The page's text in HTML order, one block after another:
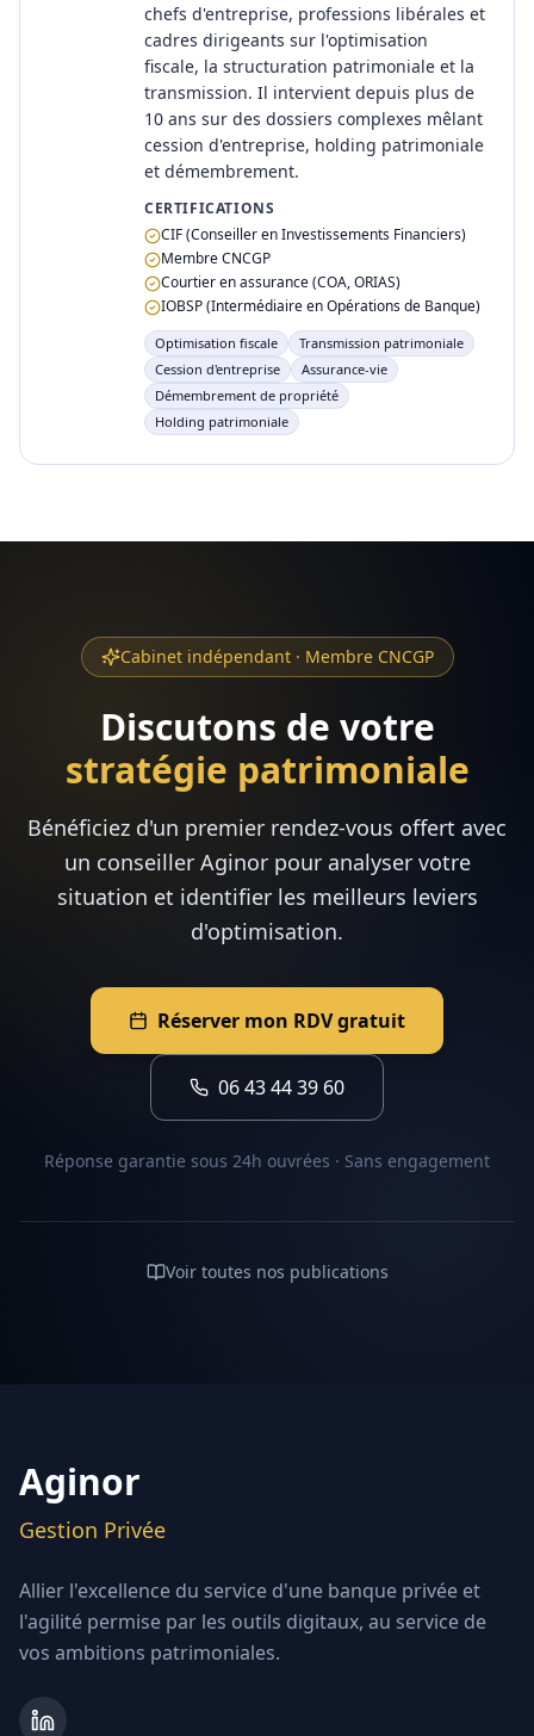
chefs d'entreprise, professions libérales et
cadres dirigeants sur l'optimisation
fiscale, la structuration patrimoniale et la
transmission. Il intervient depuis plus de
10 ans sur des dossiers complexes mêlant
cession d'entreprise, holding patrimoniale
et démembrement.
CERTIFICATIONS
CIF (Conseiller en Investissements Financiers)
Membre CNCGP
Courtier en assurance (COA, ORIAS)
IOBSP (Intermédiaire en Opérations de Banque)
Optimisation fiscale
Transmission patrimoniale
Cession d'entreprise
Assurance-vie
Démembrement de propriété
Holding patrimoniale
Cabinet indépendant · Membre CNCGP
Discutons de votre
stratégie patrimoniale
Bénéficiez d'un premier rendez-vous offert avec
un conseiller Aginor pour analyser votre
situation et identifier les meilleurs leviers
d'optimisation.
Réserver mon RDV gratuit
06 43 44 39 60
Réponse garantie sous 24h ouvrées · Sans engagement
Voir toutes nos publications
Aginor
Gestion Privée
Allier l'excellence du service d'une banque privée et
l'agilité permise par les outils digitaux, au service de
vos ambitions patrimoniales.